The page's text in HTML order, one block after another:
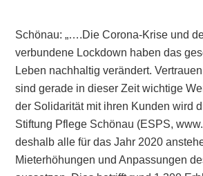
Schönau: „….Die Corona-Krise und
verbundene Lockdown haben das
Leben nachhaltig verändert.
sind gerade in dieser Zeit wichtige
der Solidarität mit ihren Kunden wird
Stiftung Pflege Schönau (ESPS,
deshalb alle für das Jahr 2020
Mieterhöhungen und Anpassungen